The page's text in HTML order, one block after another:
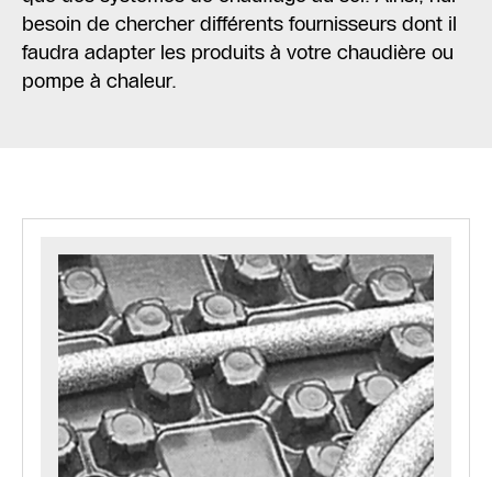
besoin de chercher différents fournisseurs dont il
faudra adapter les produits à votre chaudière ou
pompe à chaleur.